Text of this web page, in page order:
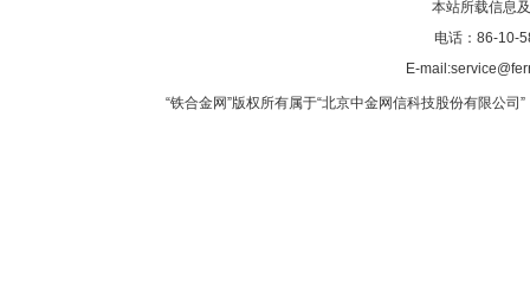
本站所载信息
电话：86-10-
E-
“铁合金网”版权所有属于“北京中金网信科技股份有限公司